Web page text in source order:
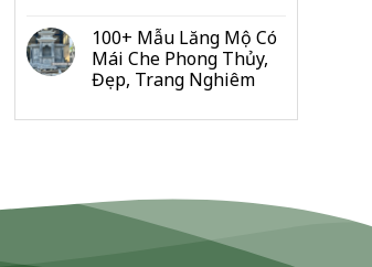
Mục
Cho
Gia
Đình
Dòng
100+ Mẫu Lăng Mộ Có
Mái Che Phong Thủy,
Đẹp, Trang Nghiêm